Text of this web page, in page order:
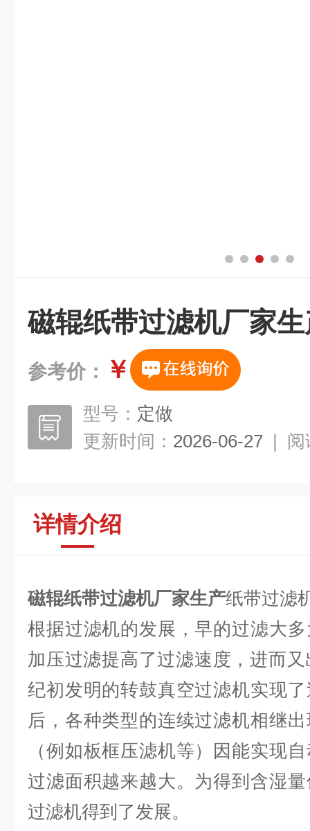
磁辊纸带过滤机厂家
参考价： ￥
型号： 定做
更新时间： 2026-06-27 | 阅
详情介绍
磁辊纸带过滤机厂家生产纸带过滤
根据过滤机的发展，早的过滤大
加压过滤提高了过滤速度，进而
纪初发明的转鼓真空过滤机实现
后，各种类型的连续过滤机相继
（例如板框压滤机等）因能实现
过滤面积越来越大。为得到含湿
过滤机得到了发展。